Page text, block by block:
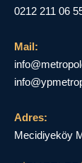
0212 211 06
Mail:
Adres:
Mecidiyeköy